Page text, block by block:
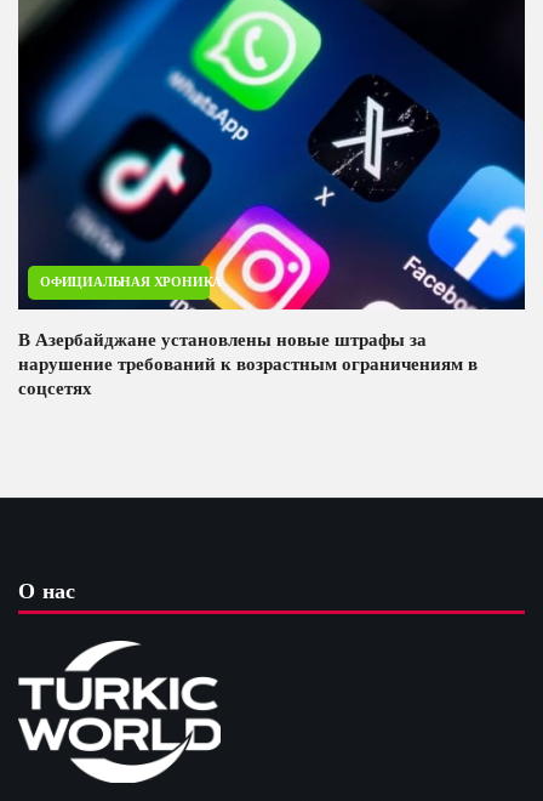
ОФИЦИАЛЬНАЯ ХРОНИКА
В Азербайджане установлены новые штрафы за
нарушение требований к возрастным ограничениям в
соцсетях
О нас